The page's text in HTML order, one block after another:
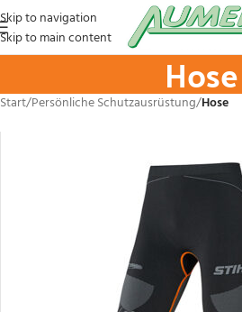
Skip to navigation
Skip to main content
Hose
Start/Persönliche Schutzausrüstung/Hose